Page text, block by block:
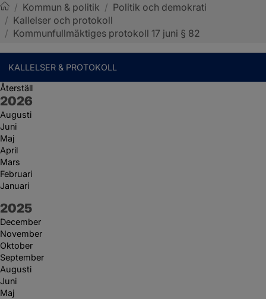
Sotenäs kommun
/ Kommun & politik / Politik och demokrati
/ Kallelser och protokoll
/ Kommunfullmäktiges protokoll 17 juni § 82
KALLELSER & PROTOKOLL
Återställ
År:
2026
Augusti
Juni
Maj
April
Mars
Februari
Januari
År:
2025
December
November
Oktober
September
Augusti
Juni
Maj